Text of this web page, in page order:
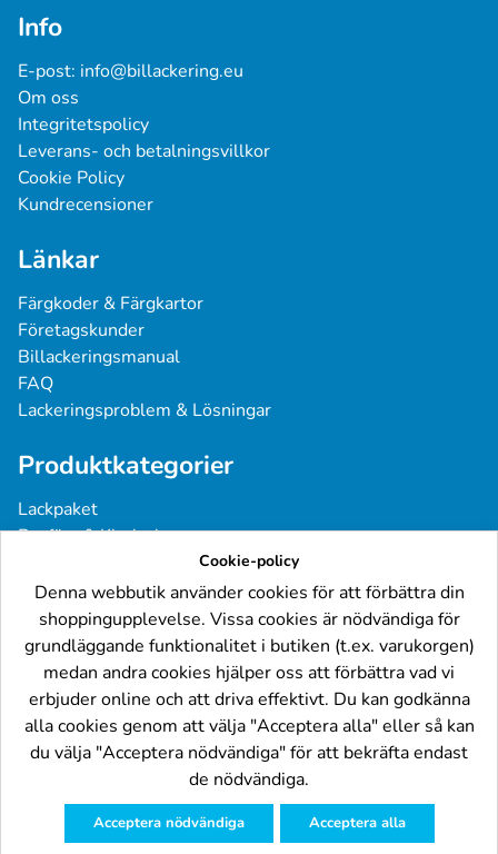
Info
E-post: info@billackering.eu
Om oss
Integritetspolicy
Leverans- och betalningsvillkor
Cookie Policy
Kundrecensioner
Länkar
Färgkoder & Färgkartor
Företagskunder
Billackeringsmanual
FAQ
Lackeringsproblem & Lösningar
Produktkategorier
Lackpaket
Basfärg & Klarlack
Grundfärg & Spackel
Verktyg & Tillbehör
Industri- & Yrkeslack
Följ oss
© Billackering.eu 2024
Cookie-policy
Denna webbutik använder cookies för att förbättra din
shoppingupplevelse. Vissa cookies är nödvändiga för
grundläggande funktionalitet i butiken (t.ex. varukorgen)
medan andra cookies hjälper oss att förbättra vad vi
erbjuder online och att driva effektivt. Du kan godkänna
alla cookies genom att välja "Acceptera alla" eller så kan
du välja "Acceptera nödvändiga" för att bekräfta endast
de nödvändiga.
Acceptera nödvändiga Acceptera alla